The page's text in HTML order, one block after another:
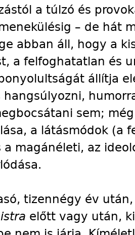
a túlzó és
– de hát
abban áll, hogy a
a felfoghatatlan és
állítja
hangsúlyozni,
sem;
a látásmódok (a
magánéleti, az
tizennégy év
előtt vagy után,